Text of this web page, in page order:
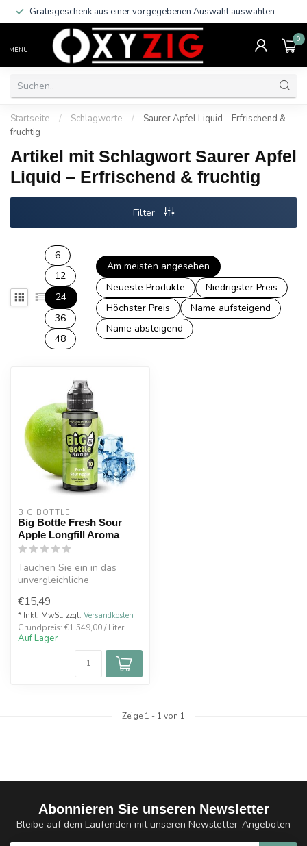
Gratisgeschenk aus einer vorgegebenen Auswahl auswählen
MENU
0
Startseite / Schlagworte /
Saurer Apfel Liquid – Erfrischend &
fruchtig
Artikel mit Schlagwort Saurer Apfel
Liquid – Erfrischend & fruchtig
Filter
6
12
24
36
48
Am meisten angesehen
Neueste Produkte
Niedrigster Preis
Höchster Preis
Name aufsteigend
Name absteigend
BIG BOTTLE
Big Bottle Fresh Sour
Apple Longfill Aroma
Tauchen Sie ein in das
unvergleichliche
Bottle Fresh ...
€15,49
* Inkl. MwSt. zzgl. Versandkosten
Grundpreis: €1.549,00 / Liter
Auf Lager
Zeige 1 - 1 von 1
Abonnieren Sie unseren Newsletter
Bleibe auf dem Laufenden mit unseren Newsletter-Angeboten